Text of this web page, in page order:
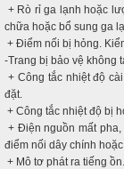
+ Rò rỉ ga lạnh hoặc
chữa hoặc bổ sung ga
+ Điểm nối bị hỏng.
-Trang bị bảo vệ không
+ Công tắc nhiệt độ
đặt.
+ Công tắc nhiệt độ bị
+ Điện nguồn mất
điểm nối dây chính
+ Mô tơ phát ra tiếng